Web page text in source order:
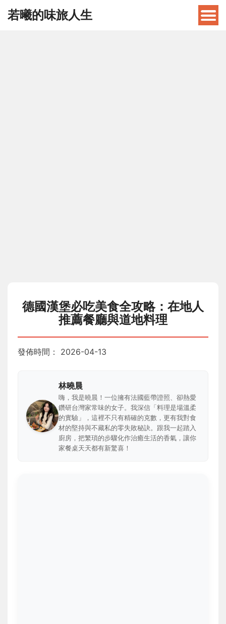
若曦的味旅人生
德國漢堡必吃美食全攻略：在地人
推薦餐廳與道地料理
發佈時間： 2026-04-13
林曉晨
嗨，我是曉晨！一位擁有法國藍帶證照、卻熱愛
鑽研台灣家常味的女子。我深信「料理是場溫柔
的實驗」，這裡不只有精確的克數，更有我對食
材的堅持與不藏私的零失敗秘訣。跟我一起踏入
廚房，把繁瑣的步驟化作治癒生活的香氣，讓你
家餐桌天天都有新驚喜！